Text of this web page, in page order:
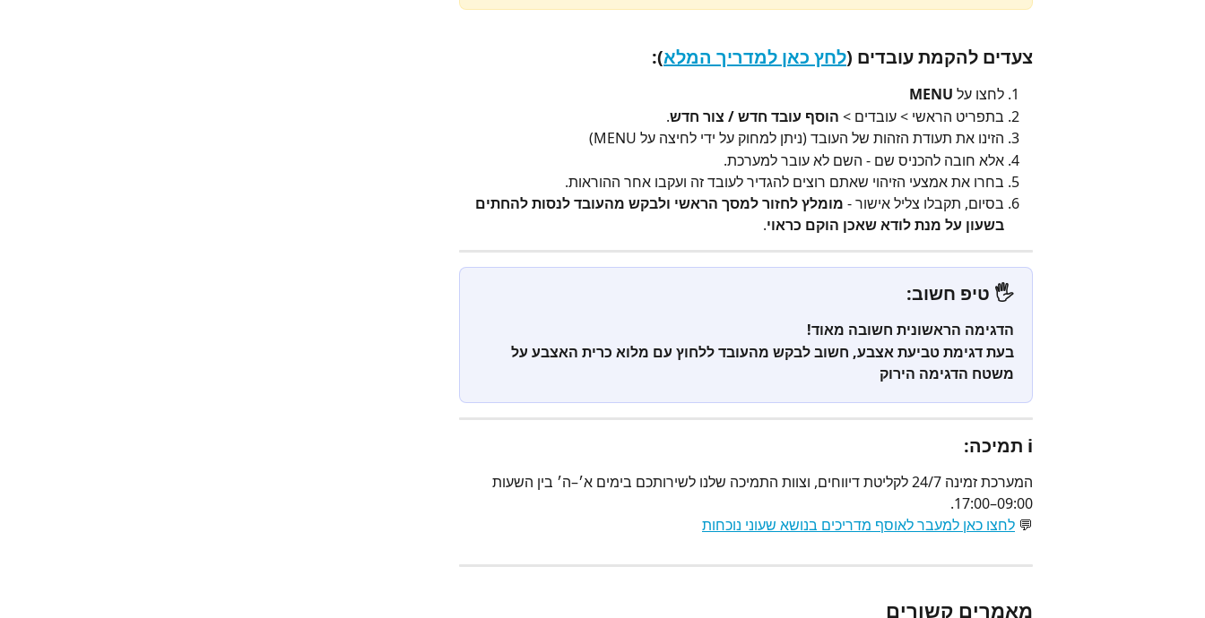
צעדים להקמת עובדים (לחץ כאן למדריך המלא):
לחצו על MENU
בתפריט הראשי > עובדים > הוסף עובד חדש / צור חדש.
הזינו את תעודת הזהות של העובד (ניתן למחוק על ידי לחיצה על MENU)
אלא חובה להכניס שם - השם לא עובר למערכת.
בחרו את אמצעי הזיהוי שאתם רוצים להגדיר לעובד זה ועקבו אחר ההוראות.
בסיום, תקבלו צליל אישור - מומלץ לחזור למסך הראשי ולבקש מהעובד לנסות להחתים
בשעון על מנת לודא שאכן הוקם כראוי.
🖐️ טיפ חשוב:
הדגימה הראשונית חשובה מאוד!
בעת דגימת טביעת אצבע, חשוב לבקש מהעובד ללחוץ עם מלוא כרית האצבע על
משטח הדגימה הירוק
ℹ️ תמיכה:
המערכת זמינה 24/7 לקליטת דיווחים, וצוות התמיכה שלנו לשירותכם בימים א׳–ה׳ בין השעות
09:00–17:00.
💬 לחצו כאן למעבר לאוסף מדריכים בנושא שעוני נוכחות
מאמרים קשורים